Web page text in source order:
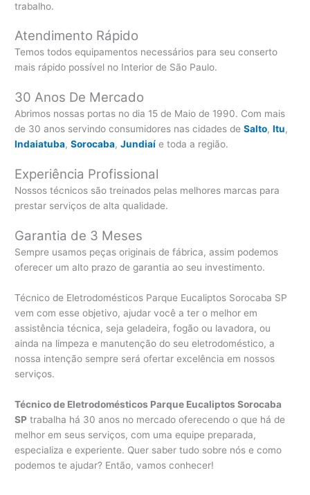
trabalho.
Atendimento Rápido
Temos todos equipamentos necessários para seu conserto
mais rápido possível no Interior de São Paulo.
30 Anos De Mercado
Abrimos nossas portas no dia 15 de Maio de 1990. Com mais
de 30 anos servindo consumidores nas cidades deSalto,Itu,
Indaiatuba,Sorocaba,Jundiaí e toda a região.
Experiência Profissional
Nossos técnicos são treinados pelas melhores marcas para
prestar serviços de alta qualidade.
Garantia de 3 Meses
Sempre usamos peças originais de fábrica, assim podemos
oferecer um alto prazo de garantia ao seu investimento.
Técnico de Eletrodomésticos Parque Eucaliptos Sorocaba SP
vem com esse objetivo, ajudar você a ter o melhor em
assistência técnica, seja geladeira, fogão ou lavadora, ou
ainda na limpeza e manutenção do seu eletrodoméstico, a
nossa intenção sempre será ofertar excelência em nossos
serviços.
Técnico de Eletrodomésticos Parque Eucaliptos Sorocaba
SP trabalha há 30 anos no mercado oferecendo o que há de
melhor em seus serviços, com uma equipe preparada,
especializa e experiente. Quer saber tudo sobre nós e como
podemos te ajudar? Então, vamos conhecer!